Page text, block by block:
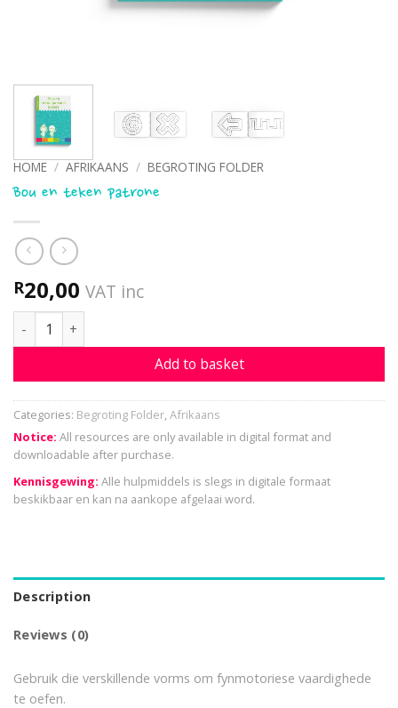
HOME / AFRIKAANS / BEGROTING FOLDER
Bou en teken patrone
R20,00 VAT inc
Bou en teken patrone quantity
Add to basket
Categories: Begroting Folder,Afrikaans
Notice: All resources are only available in digital format and
downloadable after purchase.
Kennisgewing: Alle hulpmiddels is slegs in digitale formaat
beskikbaar en kan na aankope afgelaai word.
Description
Reviews (0)
Gebruik die verskillende vorms om fynmotoriese vaardighede
te oefen.